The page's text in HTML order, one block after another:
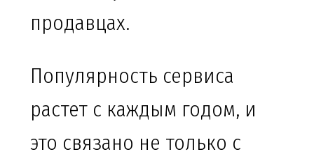
продавцах.
Популярность сервиса
растет с каждым годом, и
это связано не только с